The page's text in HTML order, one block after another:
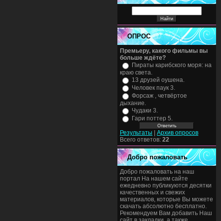
ОПРОС
Премьеру, какого фильмы вы
больше ждёте?
Пираты карибского моря: на
краю света.
13 друзей оушена.
Человек паук 3.
Форсаж , четвёртое
дыхание.
Чудаки 3.
Гари поттер 5.
Результаты
Архив опросов
Всего ответов: 22
Добро пожаловать
Добро пожаловать на наш
портал На нашем сайте
ежедневно публикуются десятки
качественных и свежих
материалов, которые Вы можете
скачать абсолютно бесплатно.
Рекомендуем Вам добавить Наш